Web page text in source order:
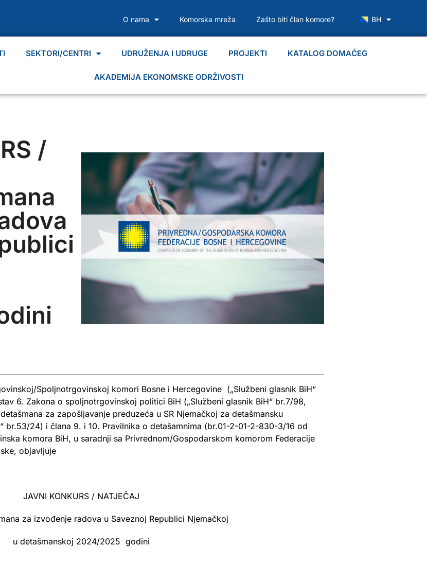
O nama Komorska mreža Zašto biti član komore? BH
SEKTORI/CENTRI UDRUŽENJA I UDRUGE PROJEKTI KATALOG DOMAĆEG
AKADEMIJA EKONOMSKE ODRŽIVOSTI
/
Spoljnotrgovinskoj komori Bosne i Hercegovine („Službeni glasnik BiH“
6. Zakona o spoljnotrgovinskoj politici BiH („Službeni glasnik BiH“ br.7/98,
za zapošljavanje preduzeća u SR Njemačkoj za detašmansku
br.53/24) i člana 9. i 10. Pravilnika o detašamnima (br.01-2-01-2-830-3/16 od
komora BiH, u saradnji sa Privrednom/Gospodarskom komorom Federacije
objavljuje
JAVNI KONKURS / NATJEČAJ
za izvođenje radova u Saveznoj Republici Njemačkoj
u detašmanskoj 2024/2025 godini